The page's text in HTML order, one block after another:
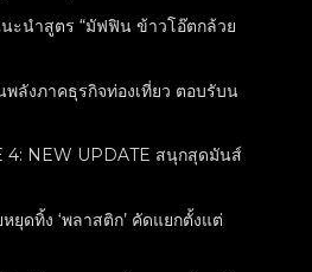
นะนำสูตร “มัฟฟิน ข้าวโอ๊ตกล้วย
พลังภาคธุรกิจท่องเที่ยว ตอบรับน
4: NEW UPDATE สนุกสุดมันส์
ยุดทิ้ง ‘พลาสติก’ คัดแยกตั้งแต่